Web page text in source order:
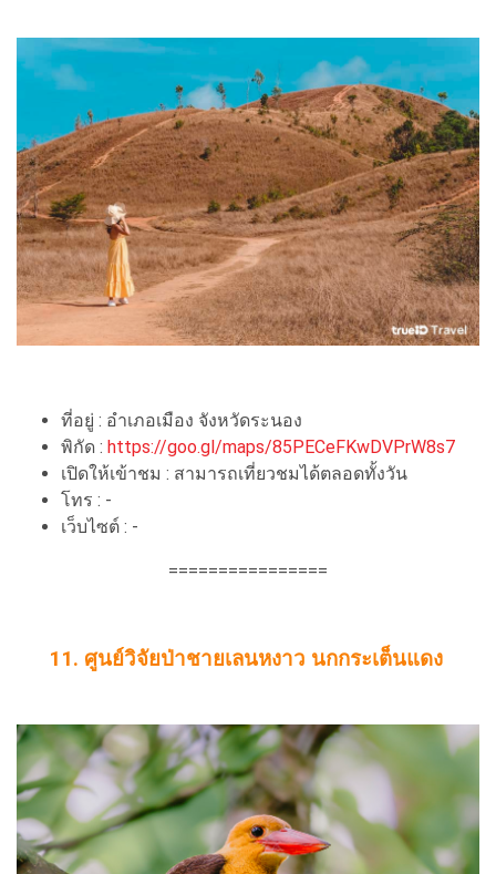
ที่อยู่ : อำเภอเมือง จังหวัดระนอง
พิกัด : https://goo.gl/maps/85PECeFKwDVPrW8s7
เปิดให้เข้าชม : สามารถเที่ยวชมได้ตลอดทั้งวัน
โทร : -
เว็บไซต์ : -
================
11. ศูนย์วิจัยป่าชายเลนหงาว นกกระเต็นแดง